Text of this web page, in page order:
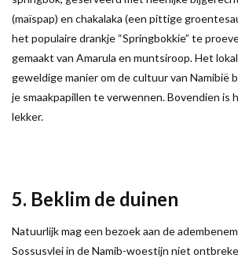
(maïspap) en chakalaka (een pittige
het populaire drankje “Springbokkie” te
gemaakt van Amarula en muntsiroop. Het
geweldige manier om de cultuur van Namibië
je smaakpapillen te verwennen. Bovendien is
lekker.
5. Beklim de duinen
Natuurlijk mag een bezoek aan de
Sossusvlei in de Namib-woestijn niet